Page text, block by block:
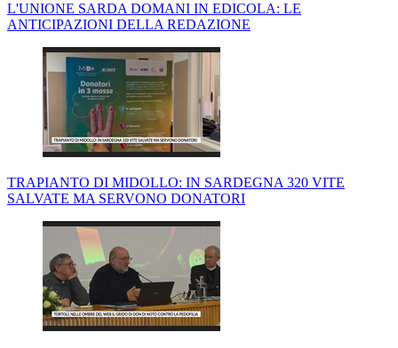
L'UNIONE SARDA DOMANI IN EDICOLA: LE
ANTICIPAZIONI DELLA REDAZIONE
TRAPIANTO DI MIDOLLO: IN SARDEGNA 320 VITE
SALVATE MA SERVONO DONATORI